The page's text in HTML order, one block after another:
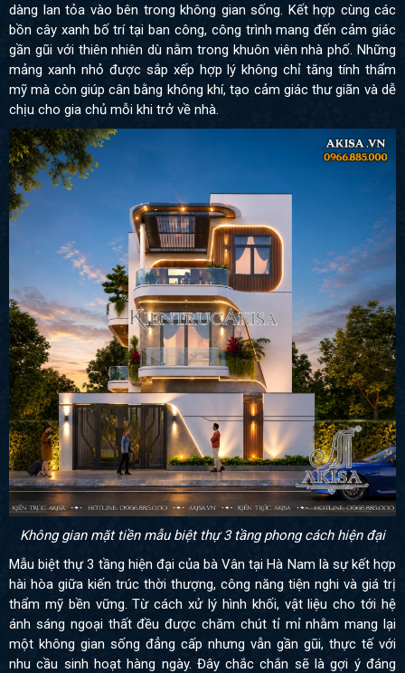
dàng lan tỏa vào bên trong không gian sống. Kết hợp cùng các
bồn cây xanh bố trí tại ban công, công trình mang đến cảm giác
gần gũi với thiên nhiên dù nằm trong khuôn viên nhà phố. Những
mảng xanh nhỏ được sắp xếp hợp lý không chỉ tăng tính thẩm
mỹ mà còn giúp cân bằng không khí, tạo cảm giác thư giãn và dễ
chịu cho gia chủ mỗi khi trở về nhà.
Không gian mặt tiền mẫu biệt thự 3 tầng phong cách hiện đại
Mẫu biệt thự 3 tầng hiện đại của bà Vân tại Hà Nam là sự kết hợp
hài hòa giữa kiến trúc thời thượng, công năng tiện nghi và giá trị
thẩm mỹ bền vững. Từ cách xử lý hình khối, vật liệu cho tới hệ
ánh sáng ngoại thất đều được chăm chút tỉ mỉ nhằm mang lại
một không gian sống đẳng cấp nhưng vẫn gần gũi, thực tế với
nhu cầu sinh hoạt hàng ngày. Đây chắc chắn sẽ là gợi ý đáng